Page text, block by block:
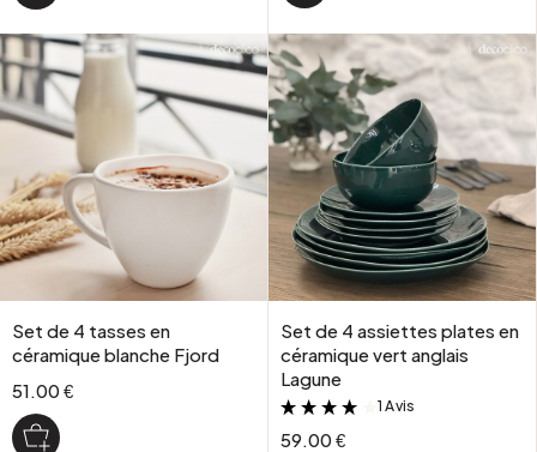
Set de 4 tasses en
céramique blanche Fjord
51.00 €
Set de 4 assiettes plates en
céramique vert anglais
Lagune
&
1 Avis
59.00 €